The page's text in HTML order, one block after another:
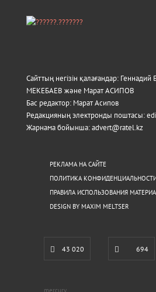
Сайттың негізін қалағандар:
МЕКЕБАЕВ және Марат АСИПОВ
Бас редактор: Марат Асипов
Редакцияның электронды поштасы:
Жарнама бойынша: advert@ratel.kz
РЕКЛАМА НА САЙТЕ
ПОЛИТИКА
ПРАВИЛА ИСПОЛЬЗОВАНИЯ
DESIGN BY MAXIM MELTSER
43 020 694
mercury